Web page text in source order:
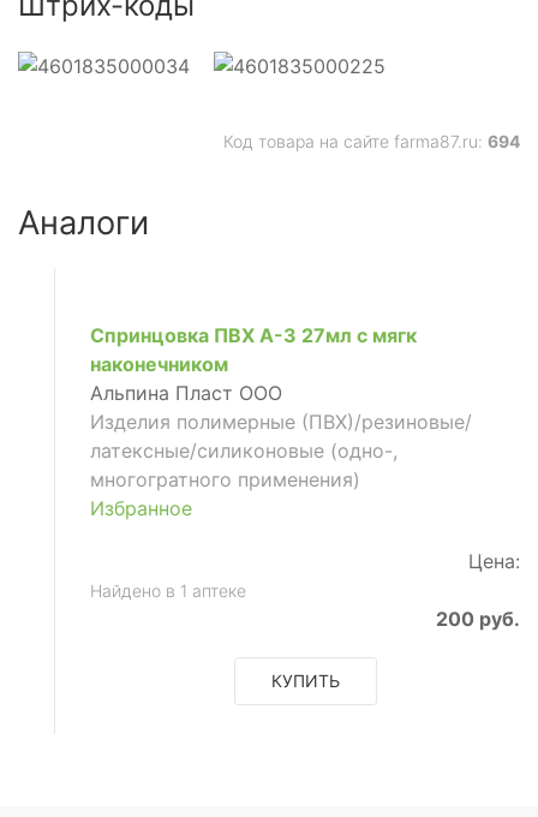
Код товара на сайте farma87.ru: 694
Аналоги
Спринцовка ПВХ А-3 27мл с мягк
наконечником
Альпина Пласт ООО
Изделия полимерные (ПВХ)/резиновые/
латексные/силиконовые (одно-,
многогратного применения)
Избранное
Цена:
Найдено в 1 аптеке
200 руб.
КУПИТЬ